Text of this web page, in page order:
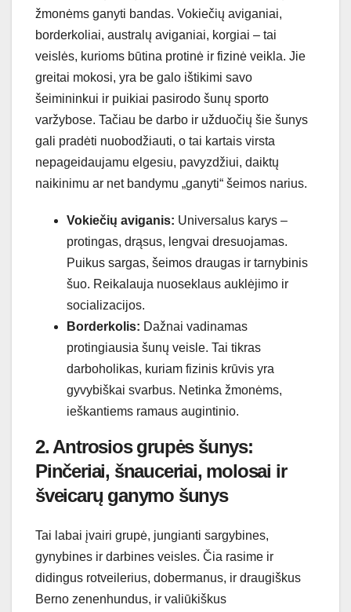
žmonėms ganyti bandas. Vokiečių aviganiai,
borderkoliai, australų aviganiai, korgiai – tai
veislės, kurioms būtina protinė ir fizinė veikla. Jie
greitai mokosi, yra be galo ištikimi savo
šeimininkui ir puikiai pasirodo šunų sporto
varžybose. Tačiau be darbo ir užduočių šie šunys
gali pradėti nuobodžiauti, o tai kartais virsta
nepageidaujamu elgesiu, pavyzdžiui, daiktų
naikinimu ar net bandymu „ganyti“ šeimos narius.
Vokiečių aviganis: Universalus karys –
protingas, drąsus, lengvai dresuojamas.
Puikus sargas, šeimos draugas ir tarnybinis
šuo. Reikalauja nuoseklaus auklėjimo ir
socializacijos.
Borderkolis: Dažnai vadinamas
protingiausia šunų veisle. Tai tikras
darboholikas, kuriam fizinis krūvis yra
gyvybiškai svarbus. Netinka žmonėms,
ieškantiems ramaus augintinio.
2. Antrosios grupės šunys:
Pinčeriai, šnauceriai, molosai ir
šveicarų ganymo šunys
Tai labai įvairi grupė, jungianti sargybines,
gynybines ir darbines veisles. Čia rasime ir
didingus rotveilerius, dobermanus, ir draugiškus
Berno zenenhundus, ir valiūkiškus